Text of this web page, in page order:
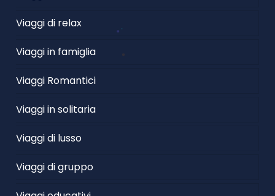
Viaggi di relax
Viaggi in famiglia
Viaggi Romantici
Viaggi in solitaria
Viaggi di lusso
Viaggi di gruppo